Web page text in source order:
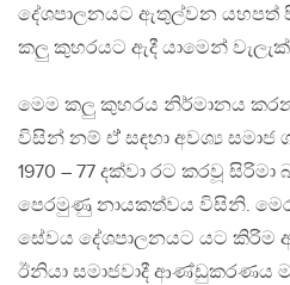
දේශපාලනයට ඇතුල්වන යහපත්
කලු කුහරයට ඇදී යාමෙන්
මෙම කලු කුහරය නිර්මානය
විසින් නම් ඒ් සඳහා අවශ්‍ය සමාජ
1970 – 77 දක්වා රට කරවූ
පෙරමුණු නායකත්වය විසිනි.
සේවය දේශපාලනයට යට කිරිම
ඊනියා සමාජවාදී ආණ්ඩුකරණය